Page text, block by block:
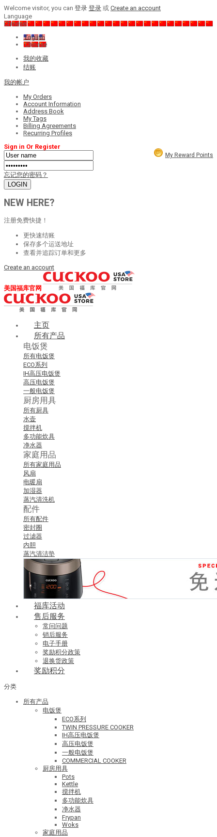
Welcome visitor, you can 登录 登录 或 Create an account
Language
Chinese
English
Chinese
我的收藏
结账
我的帐户
My Orders
Account Information
Address Book
My Tags
Billing Agreements
Recurring Profiles
My Reward Points
Sign in Or Register
忘记您的密码？
NEW HERE?
注册免费快捷！
更快速结账
保存多个运送地址
查看并追踪订单和更多
Create an account
美国福库官网
主页
所有产品
电饭煲
所有电饭煲
ECO系列
IH高压电饭煲
高压电饭煲
一般电饭煲
厨房用具
所有厨具
水壶
搅拌机
多功能炊具
净水器
家庭用品
所有家庭用品
风扇
电暖扇
加湿器
蒸汽清洗机
配件
所有配件
密封圈
过滤器
内胆
蒸汽清洁垫
福库活动
售后服务
常问问题
销后服务
电子手册
奖励积分政策
退换货政策
奖励积分
分类
所有产品
电饭煲
ECO系列
TWIN PRESSURE COOKER
IH高压电饭煲
高压电饭煲
一般电饭煲
COMMERCIAL COOKER
厨房用具
Pots
Kettle
搅拌机
多功能炊具
净水器
Frypan
Woks
家庭用品